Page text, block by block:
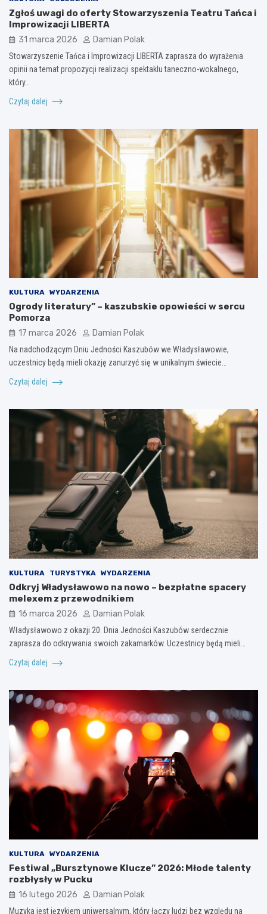
Zgłoś uwagi do oferty Stowarzyszenia Teatru Tańca i
Improwizacji LIBERTA
31 marca 2026 Damian Polak
Stowarzyszenie Tańca i Improwizacji LIBERTA zaprasza do wyrażenia
opinii na temat propozycji realizacji spektaklu taneczno-wokalnego,
który…
Czytaj dalej
KULTURA WYDARZENIA
Ogrody literatury” – kaszubskie opowieści w sercu
Pomorza
17 marca 2026 Damian Polak
Na nadchodzącym Dniu Jedności Kaszubów we Władysławowie,
uczestnicy będą mieli okazję zanurzyć się w unikalnym świecie…
Czytaj dalej
KULTURA TURYSTYKA WYDARZENIA
Odkryj Władysławowo na nowo – bezpłatne spacery
melexem z przewodnikiem
16 marca 2026 Damian Polak
Władysławowo z okazji 20. Dnia Jedności Kaszubów serdecznie
zaprasza do odkrywania swoich zakamarków. Uczestnicy będą mieli…
Czytaj dalej
KULTURA WYDARZENIA
Festiwal „Bursztynowe Klucze” 2026: Młode talenty
rozbłysły w Pucku
16 lutego 2026 Damian Polak
Muzyka jest językiem uniwersalnym, który łączy ludzi bez względu na